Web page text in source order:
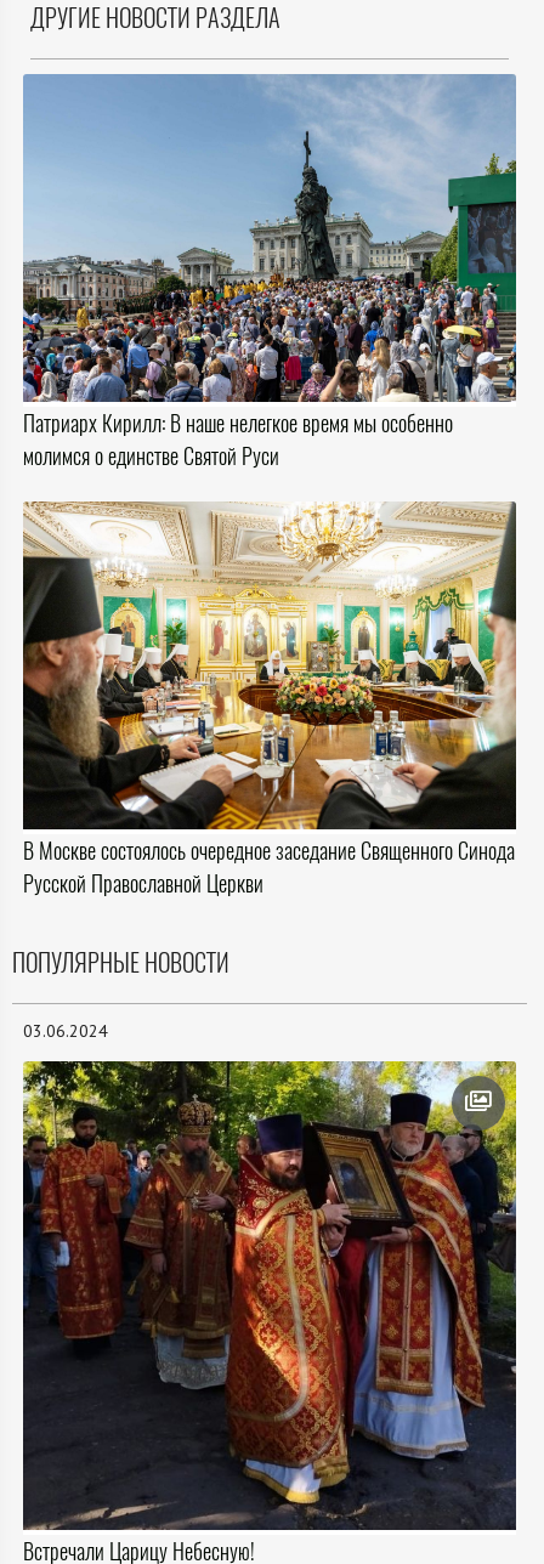
ДРУГИЕ НОВОСТИ РАЗДЕЛА
Патриарх Кирилл: В наше нелегкое время мы особенно
молимся о единстве Святой Руси
В Москве состоялось очередное заседание Священного Синода
Русской Православной Церкви
ПОПУЛЯРНЫЕ НОВОСТИ
03.06.2024
Встречали Царицу Небесную!